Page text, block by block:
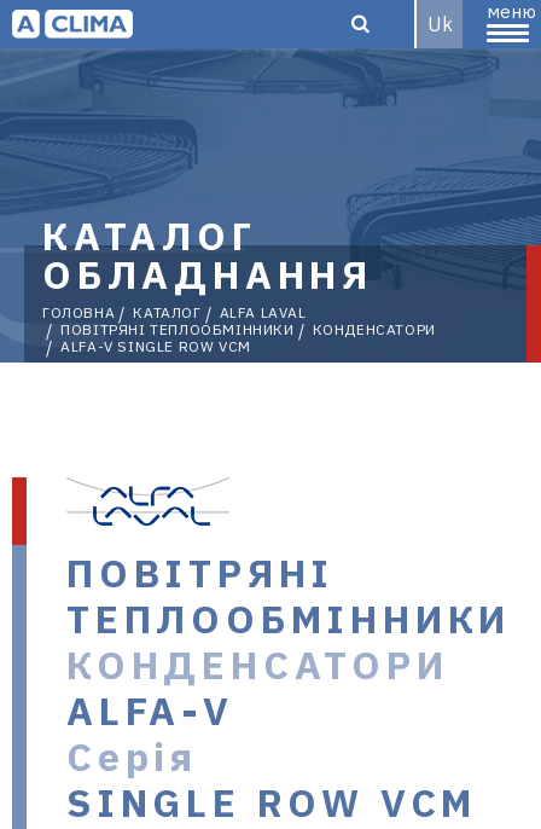
Aclima –
дистриб'ютор
кліматичного
обладнання
в Україні
Uk
меню
КАТАЛОГ
ОБЛАДНАННЯ
ГОЛОВНА КАТАЛОГ
ALFA LAVAL
ПОВІТРЯНІ ТЕПЛООБМІННИКИ
КОНДЕНСАТОРИ
ALFA-V SINGLE ROW VCM
ПОВІТРЯНІ
ТЕПЛООБМІННИКИ
КОНДЕНСАТОРИ
ALFA-V
Серія
SINGLE ROW VCM